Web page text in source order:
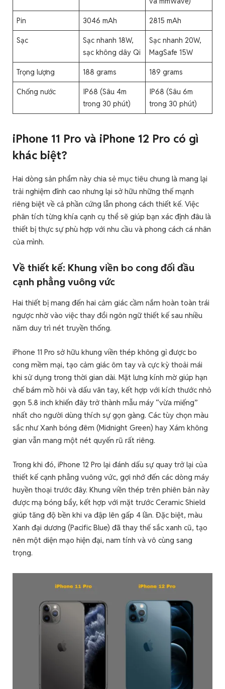
Pin 3046 mAh 2815 mAh
Sạc
Sạc nhanh 18W,
sạc không dây Qi
Sạc nhanh 20W,
MagSafe 15W
Trọng lượng 188 grams 189 grams
Chống nước
IP68 (Sâu 4m
trong 30 phút)
IP68 (Sâu 6m
trong 30 phút)
iPhone 11 Pro và iPhone 12 Pro có gì
khác biệt?
Hai dòng sản phẩm này chia sẻ mục tiêu chung là mang lại
trải nghiệm đỉnh cao nhưng lại sở hữu những thế mạnh
riêng biệt về cả phần cứng lẫn phong cách thiết kế. Việc
phân tích từng khía cạnh cụ thể sẽ giúp bạn xác định đâu là
thiết bị thực sự phù hợp với nhu cầu và phong cách cá nhân
của mình.
Về thiết kế: Khung viền bo cong đối đầu
cạnh phẳng vuông vức
Hai thiết bị mang đến hai cảm giác cầm nắm hoàn toàn trái
ngược nhờ vào việc thay đổi ngôn ngữ thiết kế sau nhiều
năm duy trì nét truyền thống.
iPhone 11 Pro sở hữu khung viền thép không gỉ được bo
cong mềm mại, tạo cảm giác ôm tay và cực kỳ thoải mái
khi sử dụng trong thời gian dài. Mặt lưng kính mờ giúp hạn
chế bám mồ hôi và dấu vân tay, kết hợp với kích thước nhỏ
gọn 5.8 inch khiến đây trở thành mẫu máy “vừa miếng”
nhất cho người dùng thích sự gọn gàng. Các tùy chọn màu
sắc như Xanh bóng đêm (Midnight Green) hay Xám không
gian vẫn mang một nét quyến rũ rất riêng.
Trong khi đó, iPhone 12 Pro lại đánh dấu sự quay trở lại của
thiết kế cạnh phẳng vuông vức, gợi nhớ đến các dòng máy
huyền thoại trước đây. Khung viền thép trên phiên bản này
được mạ bóng bẩy, kết hợp với mặt trước Ceramic Shield
giúp tăng độ bền khi va đập lên gấp 4 lần. Đặc biệt, màu
Xanh đại dương (Pacific Blue) đã thay thế sắc xanh cũ, tạo
nên một diện mạo hiện đại, nam tính và vô cùng sang
trọng.